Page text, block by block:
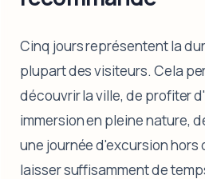
Cinq jours représentent la
plupart des visiteurs. Cela
découvrir la ville, de profiter
immersion en pleine nature,
une journée d'excursion hors
laisser suffisamment de